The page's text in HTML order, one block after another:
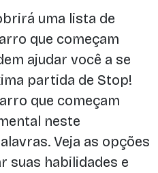
uma lista de
que começam
ajudar você a se
partida de Stop!
que começam
neste
Veja as opções
suas habilidades e